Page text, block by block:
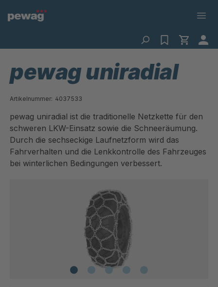
pewag uniradial
Artikelnummer: 4037533
pewag uniradial ist die traditionelle Netzkette für den
schweren LKW-Einsatz sowie die Schneeräumung.
Durch die sechseckige Laufnetzform wird das
Fahrverhalten und die Lenkkontrolle des Fahrzeuges
bei winterlichen Bedingungen verbessert.